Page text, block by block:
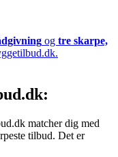
og tre skarpe,
matcher dig med
tilbud. Det er